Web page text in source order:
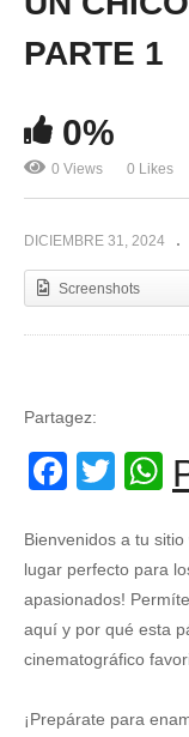
PARTE 1
0%
0 Views 0 Likes
DICIEMBRE 31, 2024
Screenshots
Partagez:
Bienvenidos a tu
lugar perfecto para
apasionados!
aquí y por qué esta
cinematográfico
¡Prepárate para